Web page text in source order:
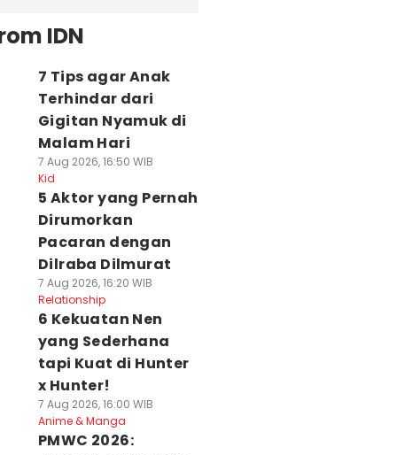
IDN
7 Tips agar Anak
Terhindar dari
Gigitan Nyamuk di
Malam Hari
7 Aug 2026, 16:50 WIB
Kid
5 Aktor yang Pernah
Dirumorkan
Pacaran dengan
Dilraba Dilmurat
7 Aug 2026, 16:20 WIB
Relationship
6 Kekuatan Nen
yang Sederhana
tapi Kuat di Hunter
x Hunter!
7 Aug 2026, 16:00 WIB
Anime & Manga
PMWC 2026: